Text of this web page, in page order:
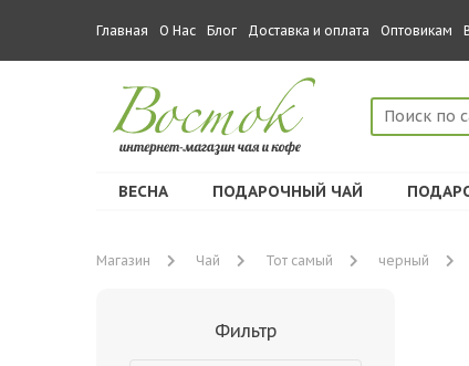
Главная О Нас Блог Доставка и оплата Оптовикам
ВЕСНА ПОДАРОЧНЫЙ ЧАЙ
Магазин Чай Тот самый черный
Фильтр